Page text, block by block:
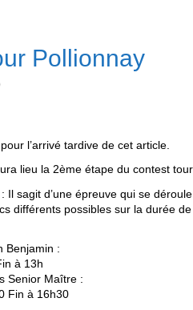
Pollionnay
l’arrivé tardive de cet article.
lieu la 2ème étape du contest
: Il sagit d’une épreuve qui se
différents possibles sur la durée de
Benjamin :
à 13h
Senior Maître :
Fin à 16h30